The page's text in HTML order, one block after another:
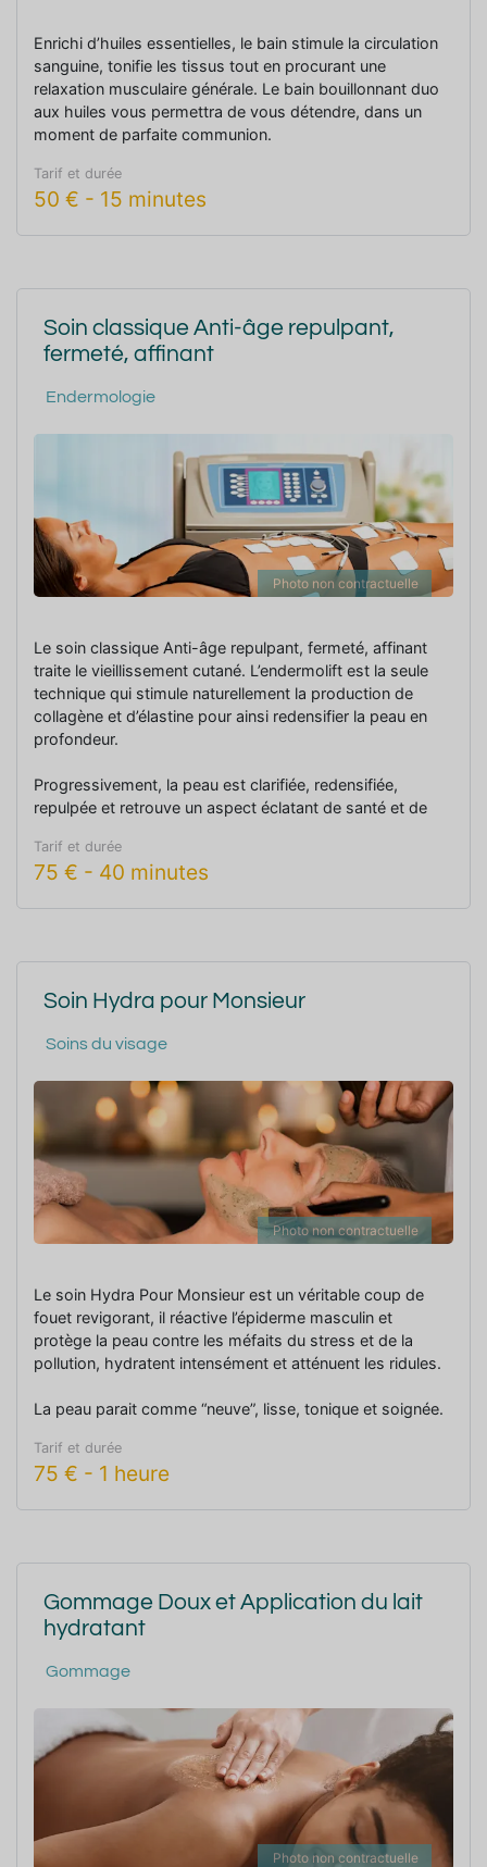
Enrichi d’huiles essentielles, le bain stimule la circulation
sanguine, tonifie les tissus tout en procurant une
relaxation musculaire générale. Le bain bouillonnant duo
aux huiles vous permettra de vous détendre, dans un
moment de parfaite communion.
Tarif et durée
50 € - 15 minutes
Soin classique Anti-âge repulpant,
fermeté, affinant
Endermologie
Photo non contractuelle
Le soin classique Anti-âge repulpant, fermeté, affinant
traite le vieillissement cutané. L’endermolift est la seule
technique qui stimule naturellement la production de
collagène et d’élastine pour ainsi redensifier la peau en
profondeur.
Progressivement, la peau est clarifiée, redensifiée,
repulpée et retrouve un aspect éclatant de santé et de
comblent de l’intérieur, l’ovale du visage se redessine.
Tarif et durée
75 € - 40 minutes
Soin Hydra pour Monsieur
Soins du visage
Photo non contractuelle
Le soin Hydra Pour Monsieur est un véritable coup de
fouet revigorant, il réactive l’épiderme masculin et
protège la peau contre les méfaits du stress et de la
pollution, hydratent intensément et atténuent les ridules.
La peau parait comme “neuve”, lisse, tonique et soignée.
Tarif et durée
75 € - 1 heure
Gommage Doux et Application du lait
hydratant
Gommage
Photo non contractuelle